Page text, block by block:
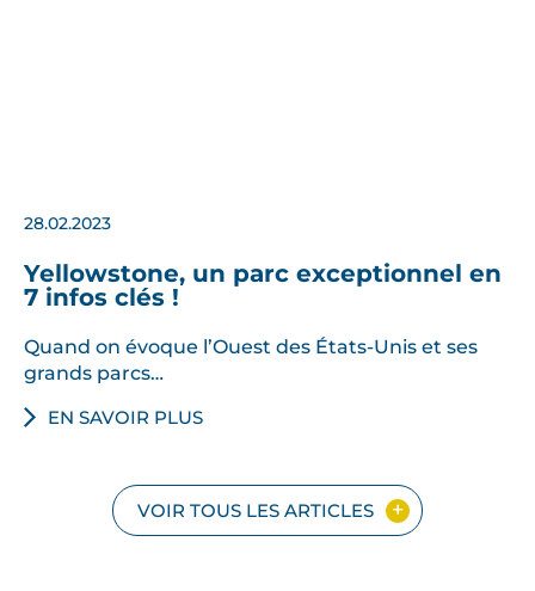
28.02.2023
Yellowstone, un parc exceptionnel en
7 infos clés !
Quand on évoque l’Ouest des États-Unis et ses
grands parcs…
EN SAVOIR PLUS
VOIR TOUS LES ARTICLES